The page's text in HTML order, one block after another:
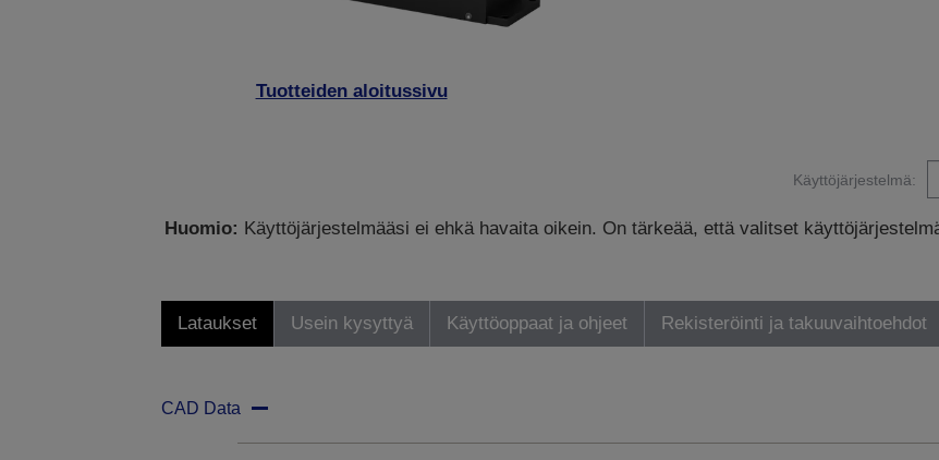
Tuotteiden aloitussivu
Käyttöjärjestelmä:
Huomio: Käyttöjärjestelmääsi ei ehkä havaita oikein. On tärkeää, että valitset
Lataukset Usein kysyttyä Käyttöoppaat ja ohjeet Rekisteröinti ja takuuvaihtoehdot
CAD Data